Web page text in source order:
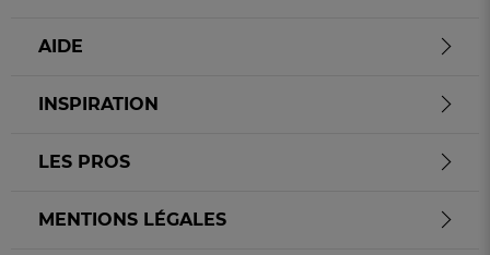
AIDE
INSPIRATION
LES PROS
MENTIONS LÉGALES